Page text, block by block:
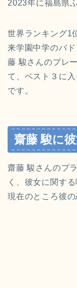
2023年に福島県
世界ランキング1
来学園中学のバ
藤 駿さんのプレ
て、ベスト３に
です。
齋藤 駿に
齋藤 駿さんのプ
く、彼女に関す
現在のところ彼の